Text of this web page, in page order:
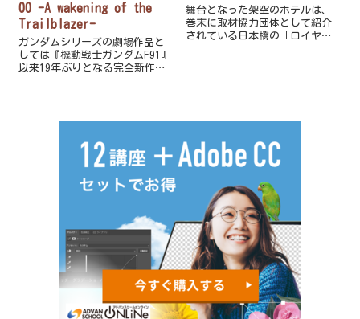
00 -A wakening of the
Trailblazer-
ガンダムシリーズの劇場作品と
しては『機動戦士ガンダムF91』
以来19年ぶりとなる完全新作。
舞台となった架空のホテルは、
巻末に取材協力団体として紹介
されている日本橋の「ロイヤル